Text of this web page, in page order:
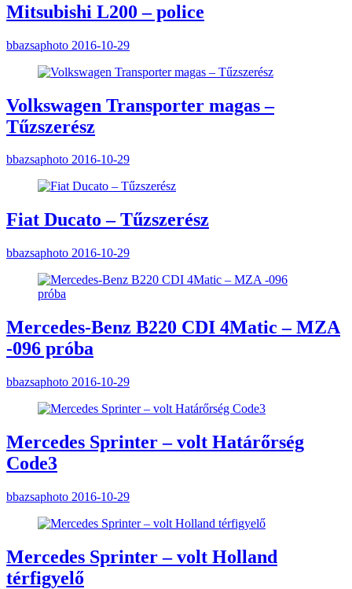
Mitsubishi L200 – police
bbazsaphoto 2016-10-29
Volkswagen Transporter magas –
Tűzszerész
bbazsaphoto 2016-10-29
Fiat Ducato – Tűzszerész
bbazsaphoto 2016-10-29
Mercedes-Benz B220 CDI 4Matic – MZA
-096 próba
bbazsaphoto 2016-10-29
Mercedes Sprinter – volt Határőrség
Code3
bbazsaphoto 2016-10-29
Mercedes Sprinter – volt Holland
térfigyelő